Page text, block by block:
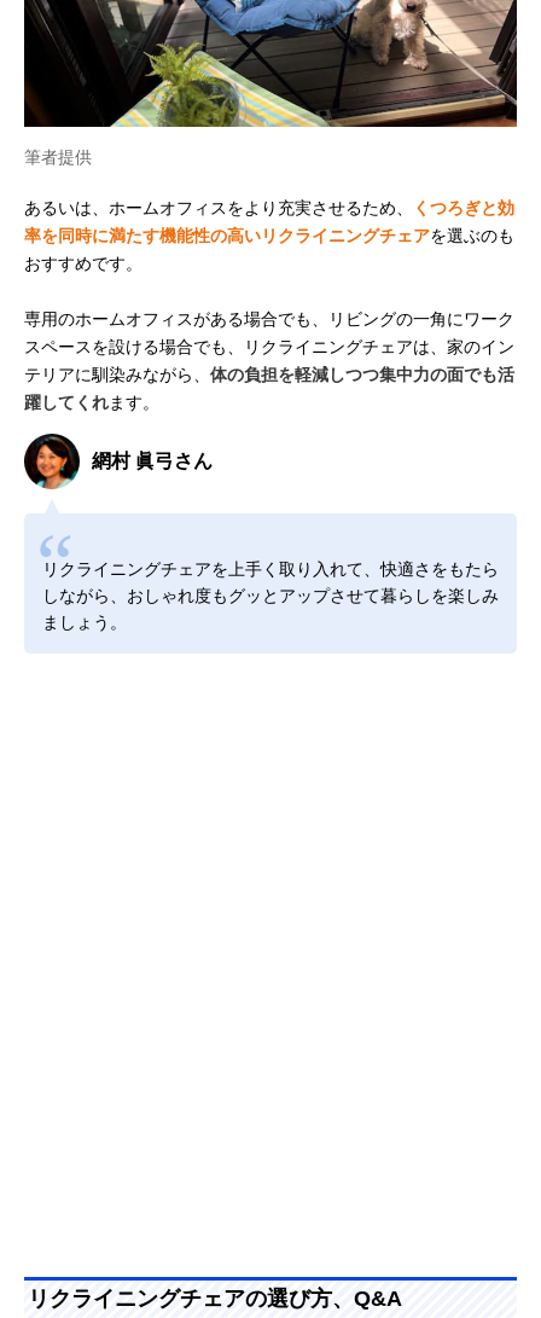
筆者提供
あるいは、ホームオフィスをより充実させるため、
くつろぎと効
率を同時に満たす機能性の高いリクライニングチェアを選ぶのも
おすすめです。
専用のホームオフィスがある場合でも、リビングの一角にワーク
スペースを設ける場合でも、リクライニングチェアは、家のイン
テリアに馴染みながら、 体の負担を軽減しつつ集中力の面でも活
躍してくれます。
網村 眞弓さん
リクライニングチェアを上手く取り入れて、快適さをもたら
しながら、おしゃれ度もグッとアップさせて暮らしを楽しみ
ましょう。
リクライニングチェアの選び方、Q&A